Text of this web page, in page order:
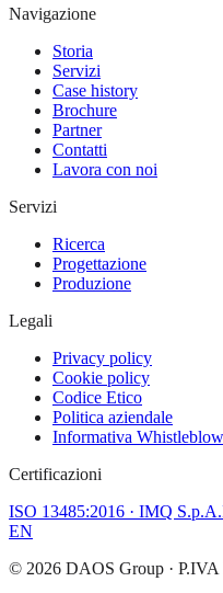
Navigazione
Storia
Servizi
Case history
Brochure
Partner
Contatti
Lavora con noi
Servizi
Ricerca
Progettazione
Produzione
Legali
Privacy policy
Cookie policy
Codice Etico
Politica aziendale
Informativa
Certificazioni
ISO 13485:2016 · IMQ S.p.A.
EN
© 2026 DAOS Group ·